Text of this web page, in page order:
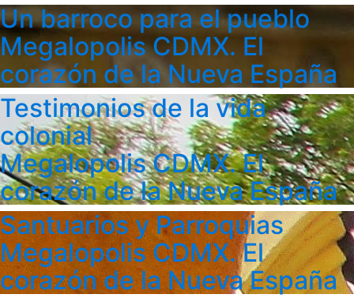
Un barroco para el pueblo
Megalopolis CDMX. El
corazón de la Nueva España
Testimonios de la vida
colonial
Megalopolis CDMX. El
corazón de la Nueva España
Santuarios y Parroquias
Megalopolis CDMX. El
corazón de la Nueva España